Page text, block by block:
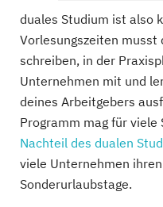
duales Studium ist also
Vorlesungszeiten musst
schreiben, in der
Unternehmen mit und
deines Arbeitgebers
Programm mag für
Nachteil des dualen
viele Unternehmen
Sonderurlaubstage.